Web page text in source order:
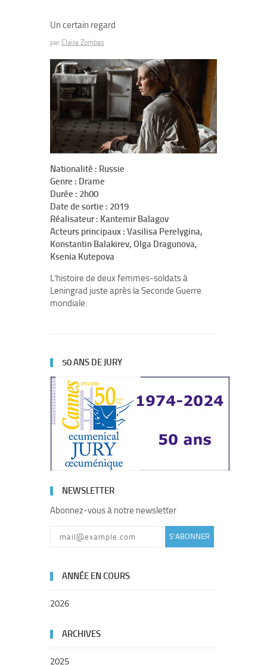
Un certain regard
par Claire Zombas
Nationalité : Russie
Genre : Drame
Durée : 2h00
Date de sortie : 2019
Réalisateur : Kantemir Balagov
Acteurs principaux : Vasilisa Perelygina,
Konstantin Balakirev, Olga Dragunova,
Ksenia Kutepova
L’histoire de deux femmes-soldats à
Leningrad juste après la Seconde Guerre
mondiale.
50 ANS DE JURY
NEWSLETTER
Abonnez-vous à notre newsletter
S'ABONNER
ANNÉE EN COURS
2026
ARCHIVES
2025